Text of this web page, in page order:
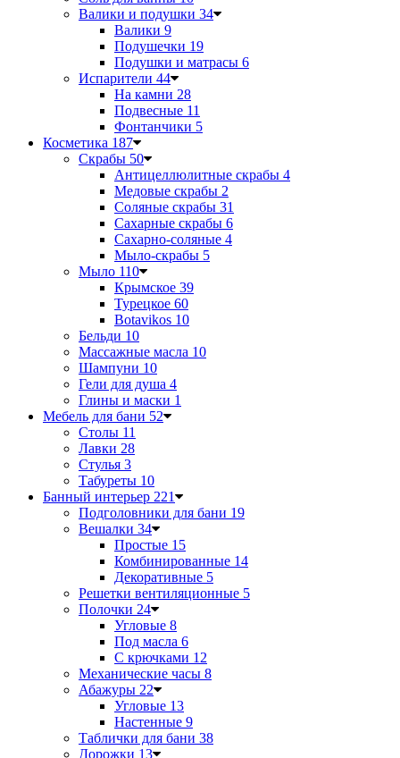
Валики и подушки 34
Валики 9
Подушечки 19
Подушки и матрасы 6
Испарители 44
На камни 28
Подвесные 11
Фонтанчики 5
Косметика 187
Скрабы 50
Антицеллюлитные скрабы 4
Медовые скрабы 2
Соляные скрабы 31
Сахарные скрабы 6
Сахарно-соляные 4
Мыло-скрабы 5
Мыло 110
Крымское 39
Турецкое 60
Botavikos 10
Бельди 10
Массажные масла 10
Шампуни 10
Гели для душа 4
Глины и маски 1
Мебель для бани 52
Столы 11
Лавки 28
Стулья 3
Табуреты 10
Банный интерьер 221
Подголовники для бани 19
Вешалки 34
Простые 15
Комбинированные 14
Декоративные 5
Решетки вентиляционные 5
Полочки 24
Угловые 8
Под масла 6
С крючками 12
Механические часы 8
Абажуры 22
Угловые 13
Настенные 9
Таблички для бани 38
Дорожки 13